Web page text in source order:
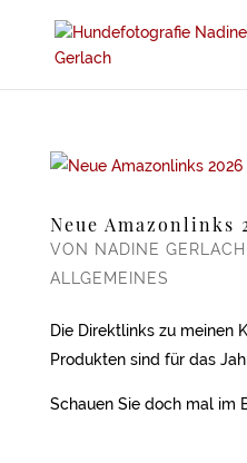
Neue Amazonlinks
VON NADINE GERLACH
ALLGEMEINES
Die Direktlinks zu meinen
Produkten sind für das
Schauen Sie doch mal im